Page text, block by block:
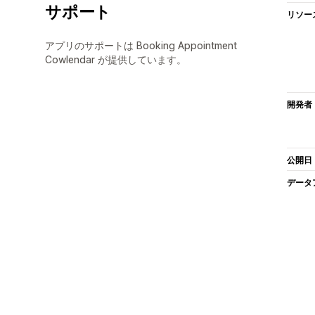
サポート
アプリのサポートは Booking Appointment
Cowlendar が提供しています。
リソー
開発者
公開日
データ